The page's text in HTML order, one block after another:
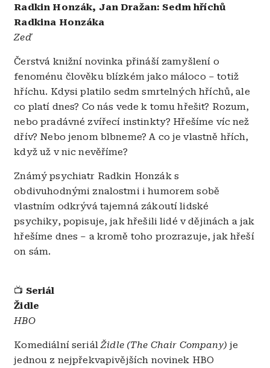
Radkin Honzák, Jan Dražan: Sedm hříchů
Radkina Honzáka
Zeď
Čerstvá knižní novinka přináší zamyšlení o
fenoménu člověku blízkém jako máloco – totiž
hříchu. Kdysi platilo sedm smrtelných hříchů, ale
co platí dnes? Co nás vede k tomu hřešit? Rozum,
nebo pradávné zvířecí instinkty? Hřešíme víc než
dřív? Nebo jenom blbneme? A co je vlastně hřích,
když už v nic nevěříme?
Známý psychiatr Radkin Honzák s
obdivuhodnými znalostmi i humorem sobě
vlastním odkrývá tajemná zákoutí lidské
psychiky, popisuje, jak hřešili lidé v dějinách a jak
hřešíme dnes – a kromě toho prozrazuje, jak hřeší
on sám.
📺 Seriál
Židle
HBO
Komediální seriálŽidle (The Chair Company) je
jednou z nejpřekvapivějších novinek HBO